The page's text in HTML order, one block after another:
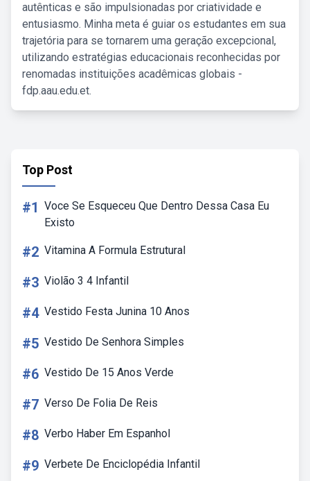
autênticas e são impulsionadas por criatividade e
entusiasmo. Minha meta é guiar os estudantes em sua
trajetória para se tornarem uma geração excepcional,
utilizando estratégias educacionais reconhecidas por
renomadas instituições acadêmicas globais -
fdp.aau.edu.et.
Top Post
#1 Voce Se Esqueceu Que Dentro Dessa Casa Eu
Existo
#2 Vitamina A Formula Estrutural
#3 Violão 3 4 Infantil
#4 Vestido Festa Junina 10 Anos
#5 Vestido De Senhora Simples
#6 Vestido De 15 Anos Verde
#7 Verso De Folia De Reis
#8 Verbo Haber Em Espanhol
#9 Verbete De Enciclopédia Infantil